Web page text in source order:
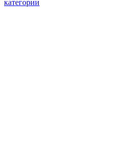
категории